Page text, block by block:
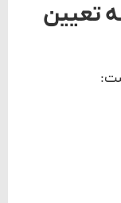
تعیین